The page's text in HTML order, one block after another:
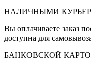
НАЛИЧНЫМИ
Вы оплачиваете заказ
доступна для
БАНКОВСКОЙ